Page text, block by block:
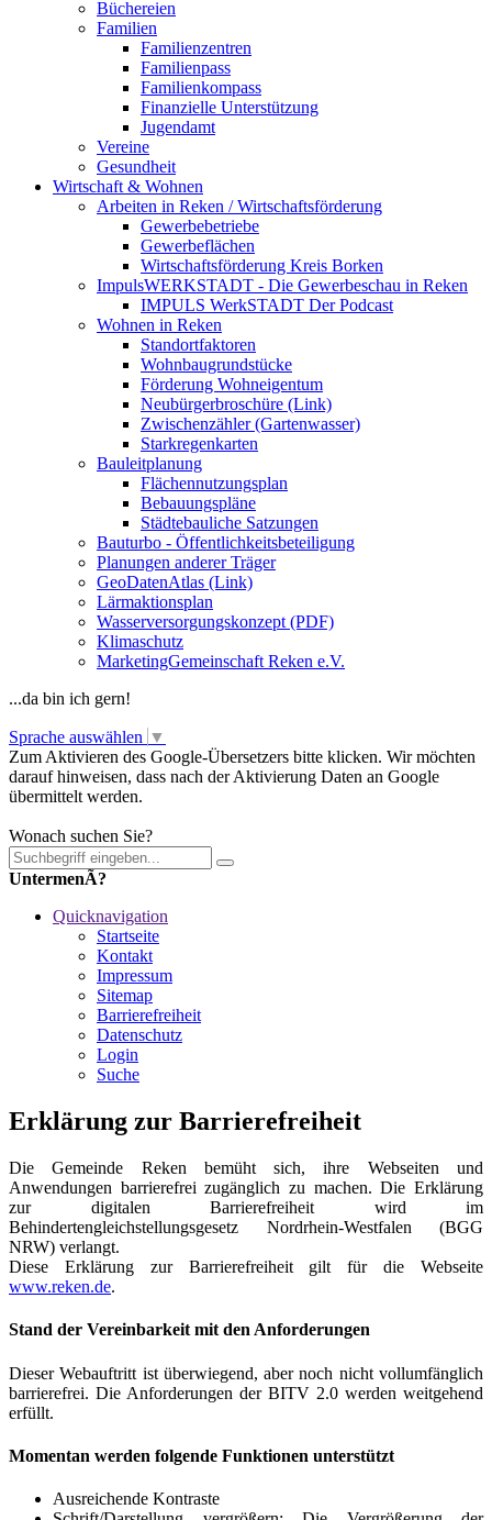
Büchereien
Familien
Familienzentren
Familienpass
Familienkompass
Finanzielle Unterstützung
Jugendamt
Vereine
Gesundheit
Wirtschaft & Wohnen
Arbeiten in Reken / Wirtschaftsförderung
Gewerbebetriebe
Gewerbeflächen
Wirtschaftsförderung Kreis Borken
ImpulsWERKSTADT - Die Gewerbeschau in Reken
IMPULS WerkSTADT Der Podcast
Wohnen in Reken
Standortfaktoren
Wohnbaugrundstücke
Förderung Wohneigentum
Neubürgerbroschüre (Link)
Zwischenzähler (Gartenwasser)
Starkregenkarten
Bauleitplanung
Flächennutzungsplan
Bebauungspläne
Städtebauliche Satzungen
Bauturbo - Öffentlichkeitsbeteiligung
Planungen anderer Träger
GeoDatenAtlas (Link)
Lärmaktionsplan
Wasserversorgungskonzept (PDF)
Klimaschutz
MarketingGemeinschaft Reken e.V.
...da bin ich gern!
Sprache auswählen ▼
Zum Aktivieren des Google-Übersetzers bitte klicken. Wir möchten
darauf hinweisen, dass nach der Aktivierung Daten an Google
übermittelt werden.
Wonach suchen Sie?
UntermenÃ?
Quicknavigation
Startseite
Kontakt
Impressum
Sitemap
Barrierefreiheit
Datenschutz
Login
Suche
Erklärung zur Barrierefreiheit
Die Gemeinde Reken bemüht sich, ihre Webseiten und
Anwendungen barrierefrei zugänglich zu machen. Die Erklärung
zur digitalen Barrierefreiheit wird im
Behindertengleichstellungsgesetz Nordrhein-Westfalen (BGG
NRW) verlangt.
Diese Erklärung zur Barrierefreiheit gilt für die Webseite
www.reken.de.
Stand der Vereinbarkeit mit den Anforderungen
Dieser Webauftritt ist überwiegend, aber noch nicht vollumfänglich
barrierefrei. Die Anforderungen der BITV 2.0 werden weitgehend
erfüllt.
Momentan werden folgende Funktionen unterstützt
Ausreichende Kontraste